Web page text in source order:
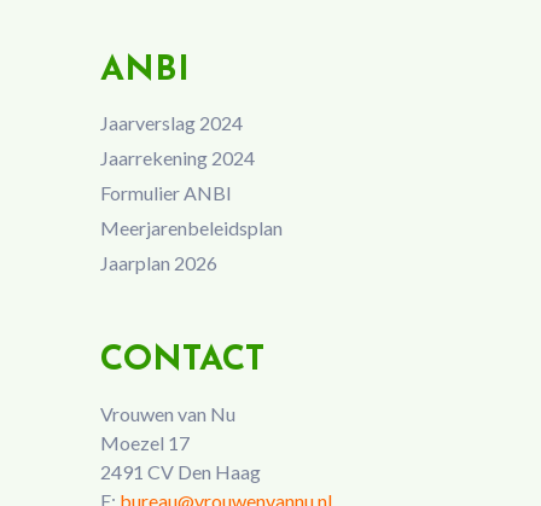
ANBI
Jaarverslag 2024
Jaarrekening 2024
Formulier ANBI
Meerjarenbeleidsplan
Jaarplan 2026
CONTACT
Vrouwen van Nu
Moezel 17
2491 CV Den Haag
E: bureau@vrouwenvannu.nl